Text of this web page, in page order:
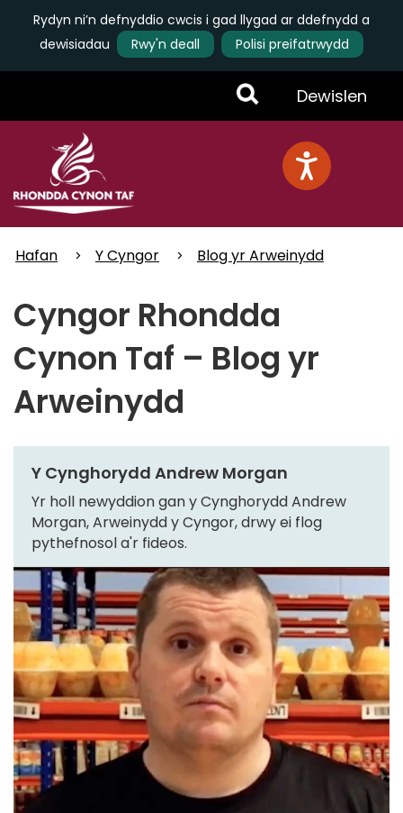
Rydyn ni’n defnyddio cwcis i gad llygad ar ddefnydd a
dewisiadau
Rwy'n deall
Polisi preifatrwydd
Toggle
Menu
Dewislen
Hafan Y Cyngor Blog yr Arweinydd
Cyngor Rhondda
Cynon Taf – Blog yr
Arweinydd
Y Cynghorydd Andrew Morgan
Yr holl newyddion gan y Cynghorydd Andrew
Morgan, Arweinydd y Cyngor, drwy ei flog
pythefnosol a'r fideos.